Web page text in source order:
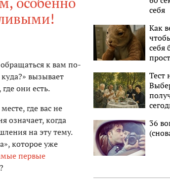
к вам по-
вызывает
они есть.
где вас не
означает, когда
на эту тему.
которое уже
первые
себя
Как
себя
Тест
36